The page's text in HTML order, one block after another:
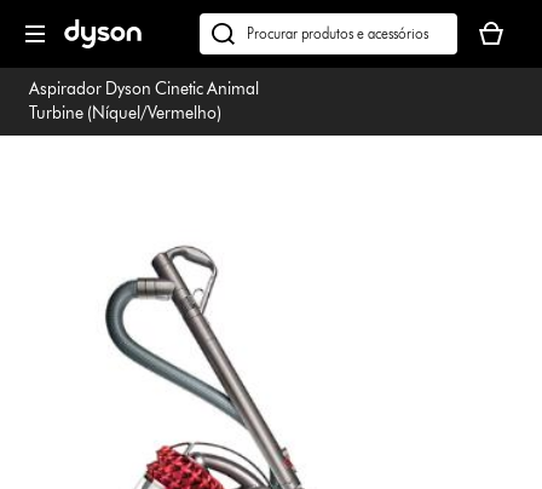
seguinte
Pesquisar
em
dyson.pt
seu
cesto
Aspirador Dyson Cinetic Animal
Turbine (Níquel/Vermelho)